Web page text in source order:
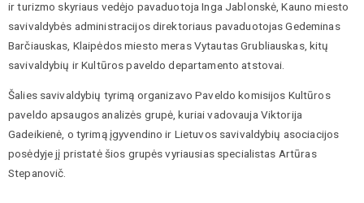
ir turizmo skyriaus vedėjo pavaduotoja Inga Jablonskė, Kauno miesto
savivaldybės administracijos direktoriaus pavaduotojas Gedeminas
Barčiauskas, Klaipėdos miesto meras Vytautas Grubliauskas, kitų
savivaldybių ir Kultūros paveldo departamento atstovai.
Šalies savivaldybių tyrimą organizavo Paveldo komisijos Kultūros
paveldo apsaugos analizės grupė, kuriai vadovauja Viktorija
Gadeikienė, o tyrimą įgyvendino ir Lietuvos savivaldybių asociacijos
posėdyje jį pristatė šios grupės vyriausias specialistas Artūras
Stepanovič.